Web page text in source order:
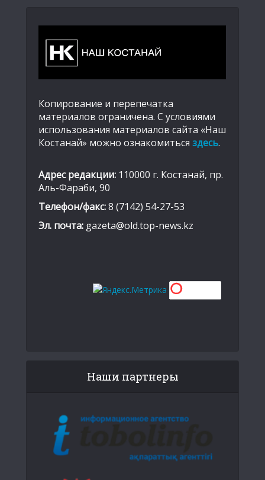
Копирование и перепечатка
материалов ограничена. С условиями
использования материалов сайта «Наш
Костанай» можно ознакомиться здесь.
Адрес редакции: 110000 г. Костанай, пр.
Аль-Фараби, 90
Телефон/факс:8 (7142) 54-27-53
Эл. почта: gazeta@old.top-news.kz
Наши партнеры